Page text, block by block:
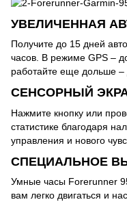
УВЕЛИЧЕННАЯ
Получите до 15 дней
часов. В режиме GPS –
работайте еще дольше –
СЕНСОРНЫЙ
Нажмите кнопку или
статистике благодаря
управления и нового
СПЕЦИАЛЬНОЕ
Умные часы Forerunner
вам легко двигаться и